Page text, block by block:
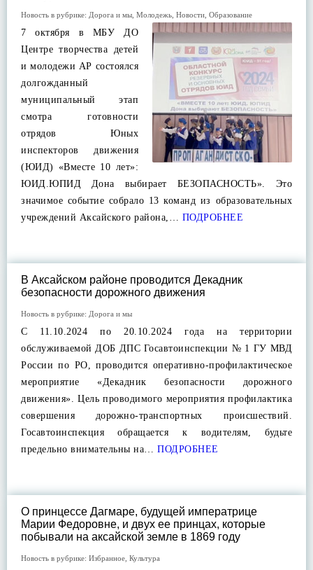
Новость в рубрике: Дорога и мы Молодежь Новости Образование
7 октября в МБУ ДО
Центре творчества детей
и молодежи АР состоялся
долгожданный
муниципальный этап
смотра готовности
отрядов Юных
инспекторов движения
(ЮИД) «Вместе 10 лет»:
ЮИД.ЮПИД Дона выбирает БЕЗОПАСНОСТЬ». Это
значимое событие собрало 13 команд из образовательных
учреждений Аксайского района,… ПОДРОБНЕЕ
В Аксайском районе проводится Декадник
безопасности дорожного движения
Новость в рубрике: Дорога и мы
С 11.10.2024 по 20.10.2024 года на территории
обслуживаемой ДОБ ДПС Госавтоинспекции № 1 ГУ МВД
России по РО, проводится оперативно-профилактическое
мероприятие «Декадник безопасности дорожного
движения». Цель проводимого мероприятия профилактика
совершения дорожно-транспортных происшествий.
Госавтоинспекция обращается к водителям, будьте
предельно внимательны на… ПОДРОБНЕЕ
О принцессе Дагмаре, будущей императрице
Марии Федоровне, и двух ее принцах, которые
побывали на аксайской земле в 1869 году
Новость в рубрике: Избранное Культура